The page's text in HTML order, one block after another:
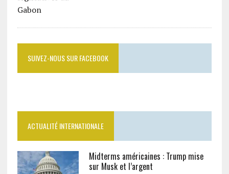
SUIVEZ-NOUS SUR FACEBOOK
ACTUALITÉ INTERNATIONALE
Midterms américaines : Trump mise
sur Musk et l’argent